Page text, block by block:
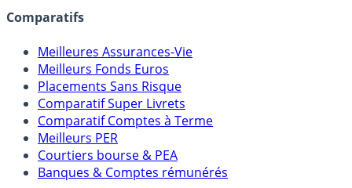
Meilleures Assurances-Vie
Meilleurs Fonds Euros
Placements Sans Risque
Comparatif Super Livrets
Comparatif Comptes à Terme
Meilleurs PER
Courtiers bourse & PEA